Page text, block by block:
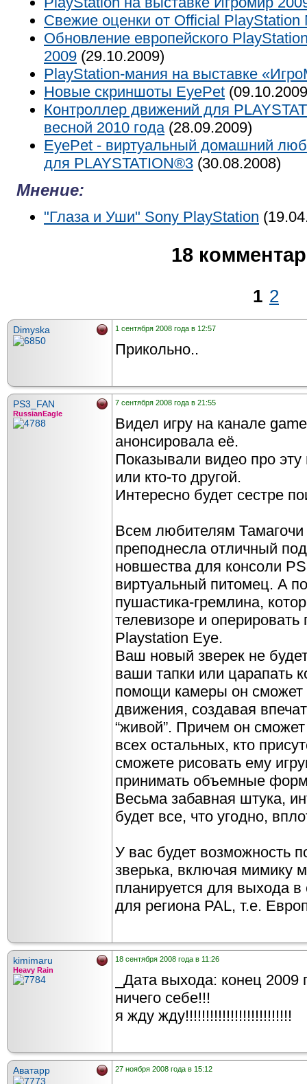
Свежие оценки от Official PlayStation
Обновление европейского
2009 (29.10.2009)
PlayStation-мания на выставке
Новые скриншоты EyePet
Контроллер движений для
весной 2010 года(28.09.2009)
EyePet - виртуальный домашний
для PLAYSTATION®3 (30.08.2008)
Мнение:
"Глаза и Уши" Sony PlayStation
18
1 2
Dimyska 1 сентября 2008 года в 12:57
Прикольно..
PS3_FAN
RussianEagle
7 сентября 2008 года в 21:55
Видел игру на канале
анонсировала её.
Показывали видео про эту
или кто-то другой.
Интересно будет сестре
Всем любителям Тамагочи
преподнесла отличный
новшества для консоли
виртуальный питомец. A
пушастика-гремлина,
телевизоре и
Playstation Eye.
Ваш новый зверек не
ваши тапки или царапать
помощи камеры он сможет
движения, создавая
“живой”. Причем он
всех остальных, кто
сможете рисовать ему
принимать объемные
Весьма забавная штука,
будет все, что угодно,
У вас будет возможность
зверька, включая мимику
планируется для выхода
для региона PAL, т.е.
kimimаru
Heavy Rain
18 сентября 2008 года в 11:26
_Дата выхода: конец 2009
ничего себе!!!
я жду жду!!!!!!!!!!!!!!!!!!!!!!!!!!
Аватарр 27 ноября 2008 года в 15:12